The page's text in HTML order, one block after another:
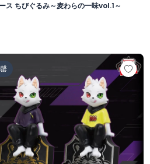
ス ちびぐるみ～麦わらの一味vol.1～
ドバレー事件 エドワード・ニ
デスクトップフィギュ